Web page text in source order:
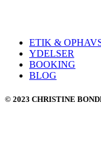
ETIK &
YDELSER
BOOKING
BLOG
© 2023 CHRISTINE